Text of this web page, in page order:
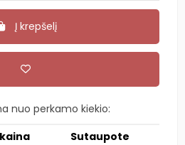
Į krepšelį
nuo perkamo kiekio:
Sutaupote